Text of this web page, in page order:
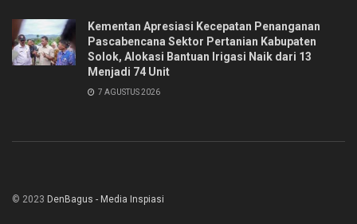
Kementan Apresiasi Kecepatan Penanganan
Pascabencana Sektor Pertanian Kabupaten
Solok, Alokasi Bantuan Irigasi Naik dari 13
Menjadi 74 Unit
7 AGUSTUS 2026
© 2023 DenBagus - Media Inspiasi